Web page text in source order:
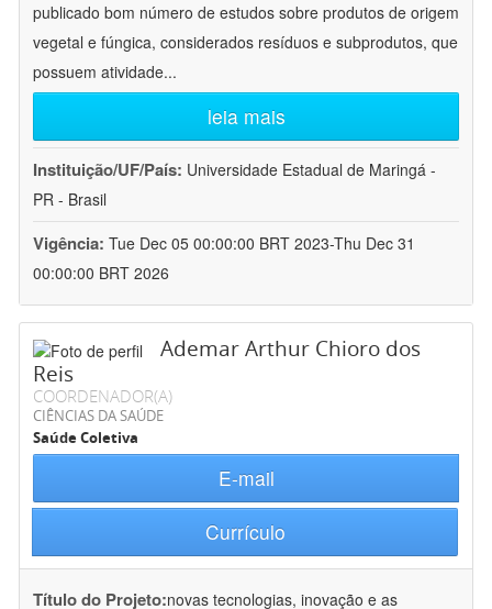
publicado bom número de estudos sobre produtos de origem
vegetal e fúngica, considerados resíduos e subprodutos, que
possuem atividade...
leia mais
Instituição/UF/País: Universidade Estadual de Maringá -
PR - Brasil
Vigência: Tue Dec 05 00:00:00 BRT 2023-Thu Dec 31
00:00:00 BRT 2026
Ademar Arthur Chioro dos
Reis
COORDENADOR(A)
CIÊNCIAS DA SAÚDE
Saúde Coletiva
E-mail
Currículo
Título do Projeto:novas tecnologias, inovação e as